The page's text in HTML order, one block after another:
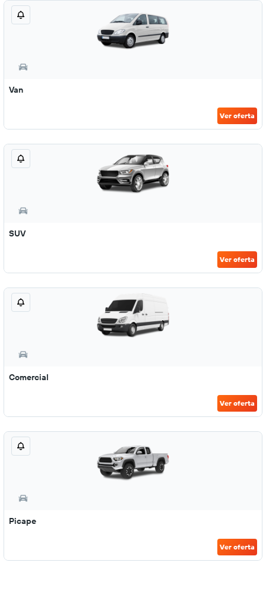
Van
Ver oferta
SUV
Ver oferta
Comercial
Ver oferta
Picape
Ver oferta